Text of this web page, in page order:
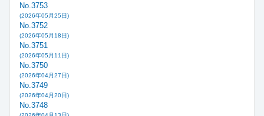
No.3753
(2026年05月25日)
No.3752
(2026年05月18日)
No.3751
(2026年05月11日)
No.3750
(2026年04月27日)
No.3749
(2026年04月20日)
No.3748